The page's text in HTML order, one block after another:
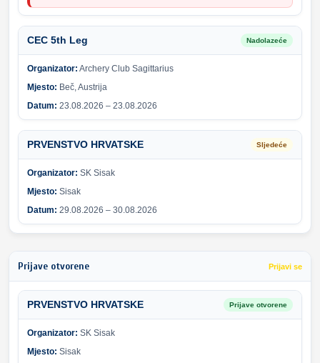
CEC 5th Leg Nadolazeće
Organizator: Archery Club Sagittarius
Mjesto: Beč, Austrija
Datum: 23.08.2026 – 23.08.2026
PRVENSTVO HRVATSKE Sljedeće
Organizator: SK Sisak
Mjesto: Sisak
Datum: 29.08.2026 – 30.08.2026
Prijave otvorene Prijavi se
PRVENSTVO HRVATSKE Prijave otvorene
Organizator: SK Sisak
Mjesto: Sisak